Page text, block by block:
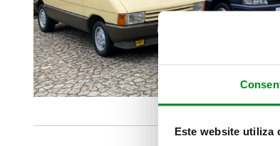
Este website utiliza